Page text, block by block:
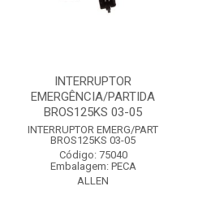
INTERRUPTOR
EMERGÊNCIA/PARTIDA
BROS125KS 03-05
INTERRUPTOR EMERG/PART
BROS125KS 03-05
Código: 75040
Embalagem: PECA
ALLEN